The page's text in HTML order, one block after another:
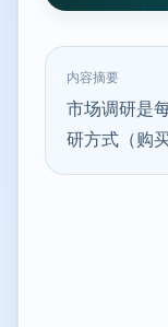
内容摘要
市场调研是
研方式（购